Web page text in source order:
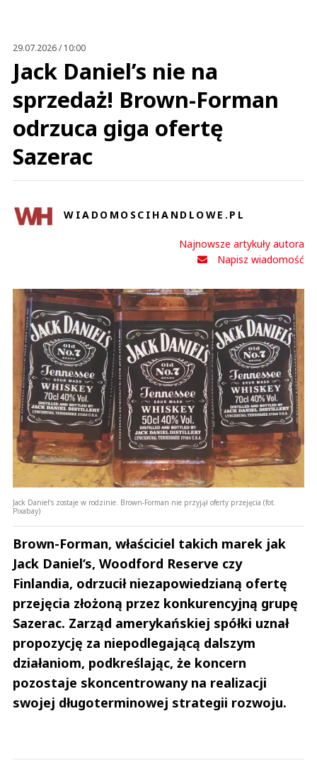
29.07.2026 / 10:00
Jack Daniel’s nie na
sprzedaż! Brown-Forman
odrzuca giga ofertę
Sazerac
WIADOMOSCIHANDLOWE.PL
Najnowsze artykuły autora
Napisz wiadomość
Jack Daniel‘s zostaje w rodzinie. Brown-Forman nie przyjął oferty przejęcia (fot.
Pixabay)
Brown-Forman, właściciel takich marek jak
Jack Daniel‘s, Woodford Reserve czy
Finlandia, odrzucił niezapowiedzianą ofertę
przejęcia złożoną przez konkurencyjną grupę
Sazerac. Zarząd amerykańskiej spółki uznał
propozycję za niepodlegającą dalszym
działaniom, podkreślając, że koncern
pozostaje skoncentrowany na realizacji
swojej długoterminowej strategii rozwoju.